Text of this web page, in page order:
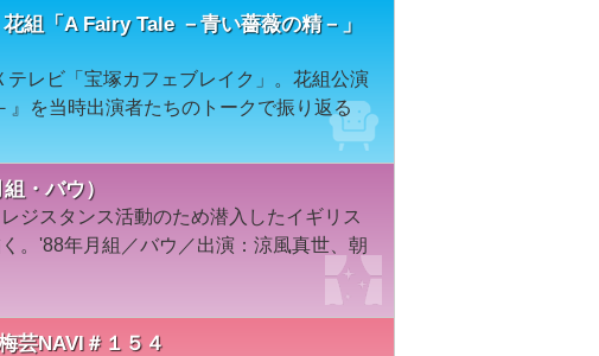
組「A Fairy Tale －青い薔薇の精－」
レビ「宝塚カフェブレイク」。花組公演
』を当時出演者たちのトークで振り返る
・バウ）
ジスタンス活動のため潜入したイギリス
。'88年月組／バウ／出演：涼風真世、朝
芸NAVI＃１５４